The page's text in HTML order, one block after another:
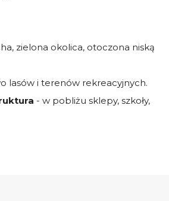
zielona okolica, otoczona niską
lasów i terenów rekreacyjnych.
- w pobliżu sklepy, szkoły,